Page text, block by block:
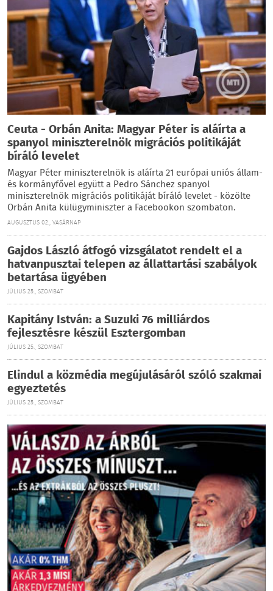
Ceuta - Orbán Anita: Magyar Péter is aláírta a
spanyol miniszterelnök migrációs politikáját
bíráló levelet
Magyar Péter miniszterelnök is aláírta 21 európai uniós állam-
és kormányfővel együtt a Pedro Sánchez spanyol
miniszterelnök migrációs politikáját bíráló levelet - közölte
Orbán Anita külügyminiszter a Facebookon szombaton.
AUGUSZTUS 02., VASÁRNAP
Gajdos László átfogó vizsgálatot rendelt el a
hatvanpusztai telepen az állattartási szabályok
betartása ügyében
JÚLIUS 25., SZOMBAT
Kapitány István: a Suzuki 76 milliárdos
fejlesztésre készül Esztergomban
JÚLIUS 25., SZOMBAT
Elindul a közmédia megújulásáról szóló szakmai
egyeztetés
JÚLIUS 25., SZOMBAT